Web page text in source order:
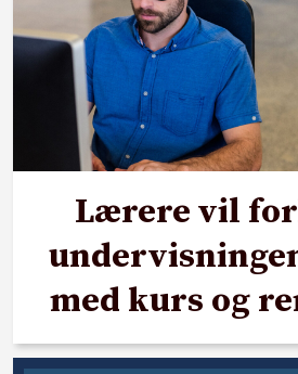
Lærere vil
med kurs og